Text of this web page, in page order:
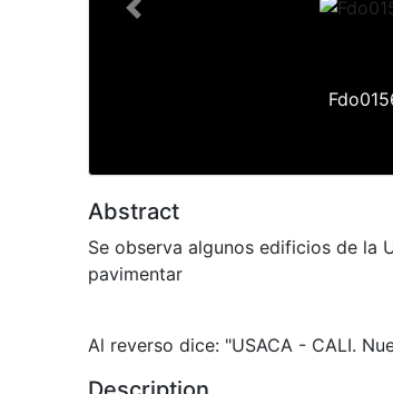
Previous
Abstract
Se observa algunos edificios de la
pavimentar
Al reverso dice: "USACA - CALI.